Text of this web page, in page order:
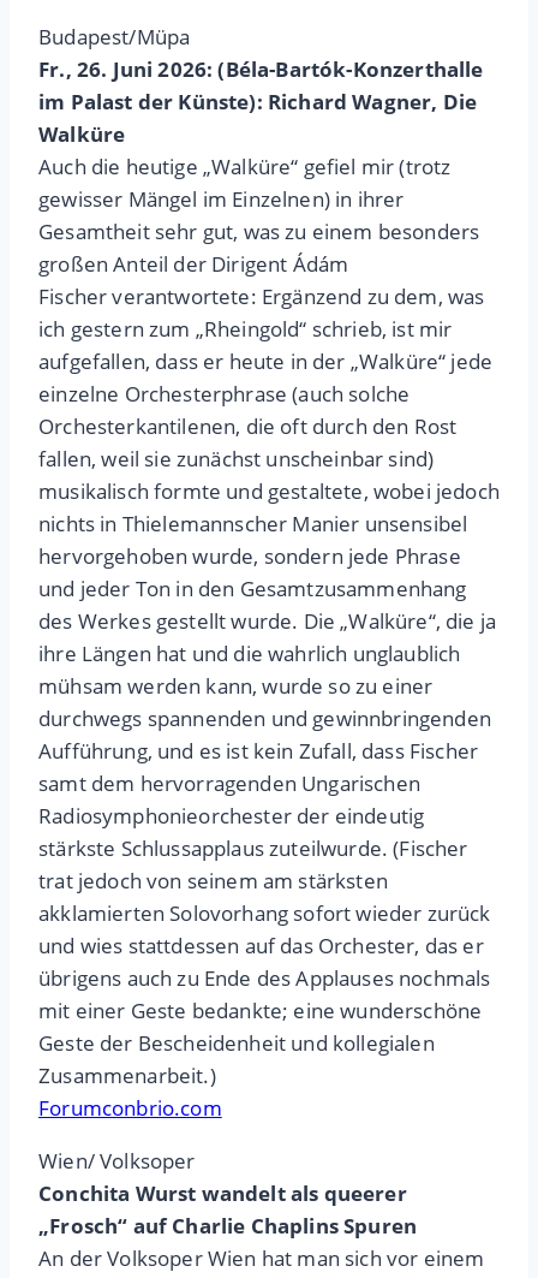
Budapest/Müpa
Fr., 26. Juni 2026: (Béla-Bartók-Konzerthalle
im Palast der Künste): Richard Wagner, Die
Walküre
Auch die heutige „Walküre“ gefiel mir (trotz
gewisser Mängel im Einzelnen) in ihrer
Gesamtheit sehr gut, was zu einem besonders
großen Anteil der Dirigent Ádám
Fischer verantwortete: Ergänzend zu dem, was
ich gestern zum „Rheingold“ schrieb, ist mir
aufgefallen, dass er heute in der „Walküre“ jede
einzelne Orchesterphrase (auch solche
Orchesterkantilenen, die oft durch den Rost
fallen, weil sie zunächst unscheinbar sind)
musikalisch formte und gestaltete, wobei jedoch
nichts in Thielemannscher Manier unsensibel
hervorgehoben wurde, sondern jede Phrase
und jeder Ton in den Gesamtzusammenhang
des Werkes gestellt wurde. Die „Walküre“, die ja
ihre Längen hat und die wahrlich unglaublich
mühsam werden kann, wurde so zu einer
durchwegs spannenden und gewinnbringenden
Aufführung, und es ist kein Zufall, dass Fischer
samt dem hervorragenden Ungarischen
Radiosymphonieorchester der eindeutig
stärkste Schlussapplaus zuteilwurde. (Fischer
trat jedoch von seinem am stärksten
akklamierten Solovorhang sofort wieder zurück
und wies stattdessen auf das Orchester, das er
übrigens auch zu Ende des Applauses nochmals
mit einer Geste bedankte; eine wunderschöne
Geste der Bescheidenheit und kollegialen
Zusammenarbeit.)
Forumconbrio.com
Wien/ Volksoper
Conchita Wurst wandelt als queerer
„Frosch“ auf Charlie Chaplins Spuren
An der Volksoper Wien hat man sich vor einem